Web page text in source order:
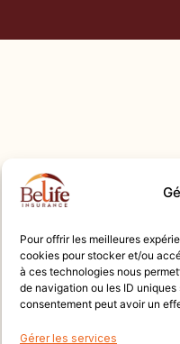
Pour offrir les meilleures
cookies pour stocker et/ou
à ces technologies nous
de navigation ou les ID
consentement peut avoir un
Gérer les services